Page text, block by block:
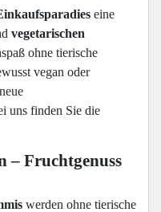
eine
vegetarischen
ohne tierische
vegan oder
uns finden Sie die
– Fruchtgenuss
werden ohne tierische